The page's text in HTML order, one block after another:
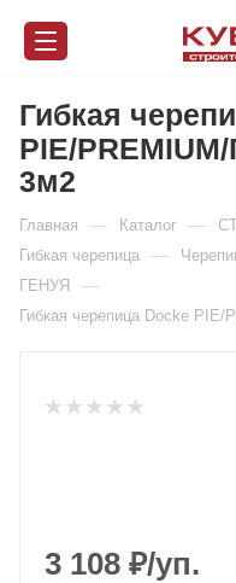
Гибкая
PIE/
3м2
Главная — Каталог —
Гибкая черепица —
ГЕНУЯ —
Гибкая черепица Docke
3 108 ₽/уп.